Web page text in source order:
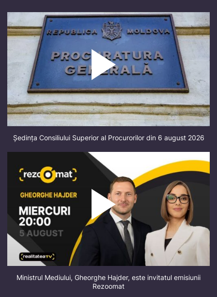
Ședința Consiliului Superior al Procurorilor din 6 august 2026
Ministrul Mediului, Gheorghe Hajder, este invitatul emisiunii
Rezoomat